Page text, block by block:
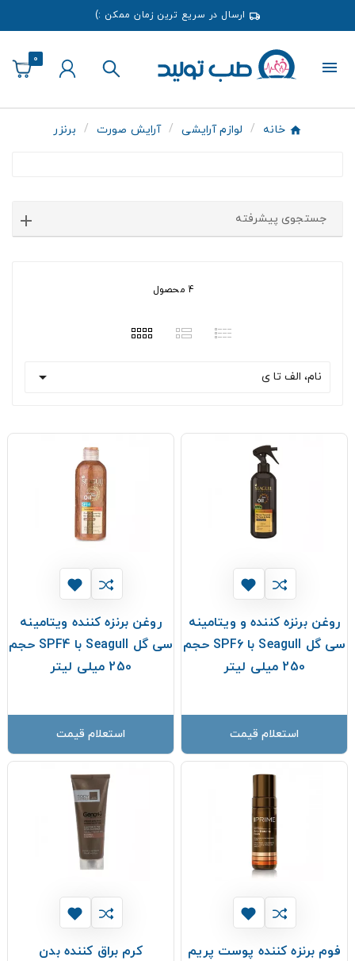
ارسال در سریع ترین زمان ممکن :)
0
خانه لوازم آرایشی آرایش صورت برنزر
جستجوی پیشرفته
4 محصول
نام، الف تا ی 
روغن برنزه کننده و ویتامینه
سی گل Seagull با SPF6 حجم
250 میلی لیتر
استعلام قیمت
روغن برنزه کننده ویتامینه
سی گل Seagull با SPF4 حجم
250 میلی لیتر
استعلام قیمت
فوم برنزه‌ کننده‌ پوست پریم
کرم براق کننده بدن